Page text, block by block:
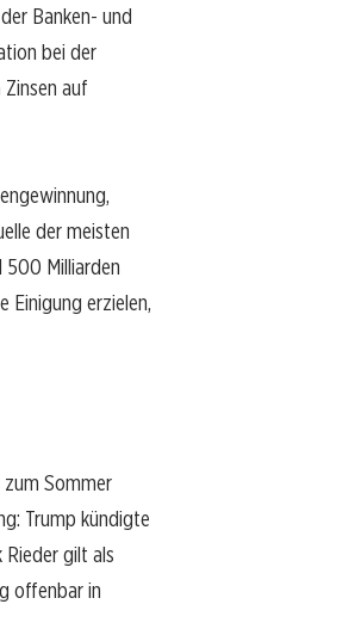
Banken- und
bei der
auf
der meisten
500 Milliarden
Einigung erzielen,
Sommer
Trump kündigte
gilt als
offenbar in